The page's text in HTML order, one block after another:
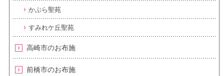
かぶら聖苑
すみれケ丘聖苑
高崎市のお布施
前橋市のお布施